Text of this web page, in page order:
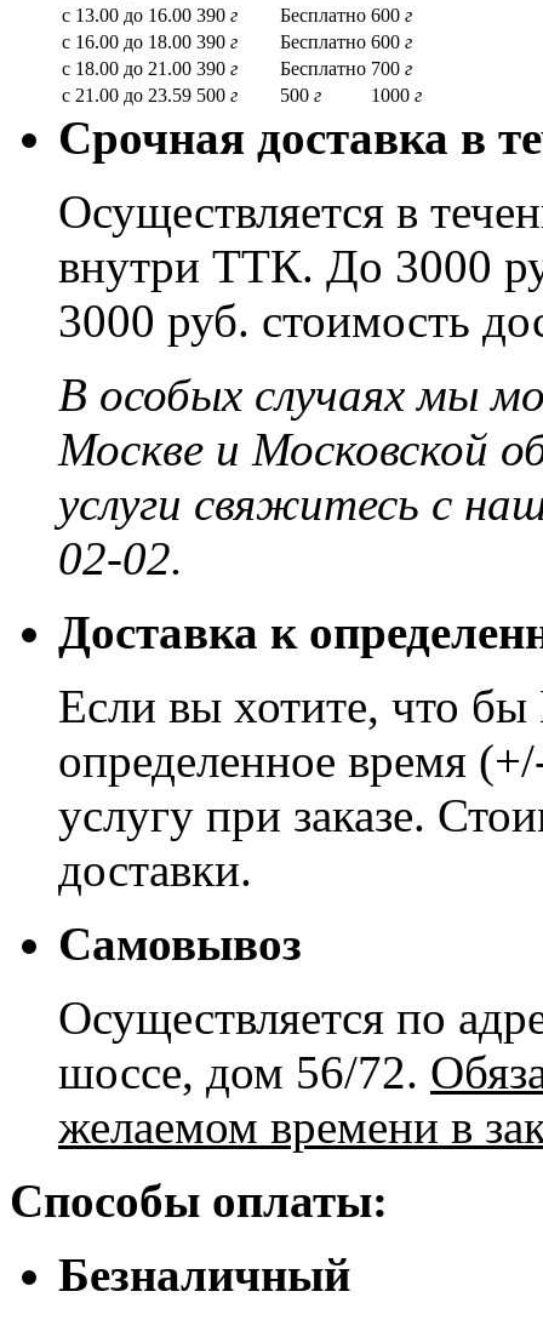
с 13.00 до 16.00 390 г Бесплатно 600 г
с 16.00 до 18.00 390 г Бесплатно 600 г
с 18.00 до 21.00 390 г Бесплатно 700 г
с 21.00 до 23.59 500 г 500 г 1000 г
Срочная доставка в
Осуществляется в
внутри ТТК. До 3000
3000 руб. стоимость
В особых случаях мы
Москве и Московской
услуги свяжитесь с
02-02.
Доставка к
Если вы хотите, что
определенное время
услугу при заказе.
доставки.
Самовывоз
Осуществляется по
шоссе, дом 56/72.
желаемом времени в
Способы оплаты:
Безналичный